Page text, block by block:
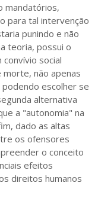
mandatórios,
para tal intervenção
punindo e não
teoria, possui o
social
não apenas
escolher se
alternativa
a "autonomia" na
dado as altas
os ofensores
o conceito
efeitos
direitos humanos